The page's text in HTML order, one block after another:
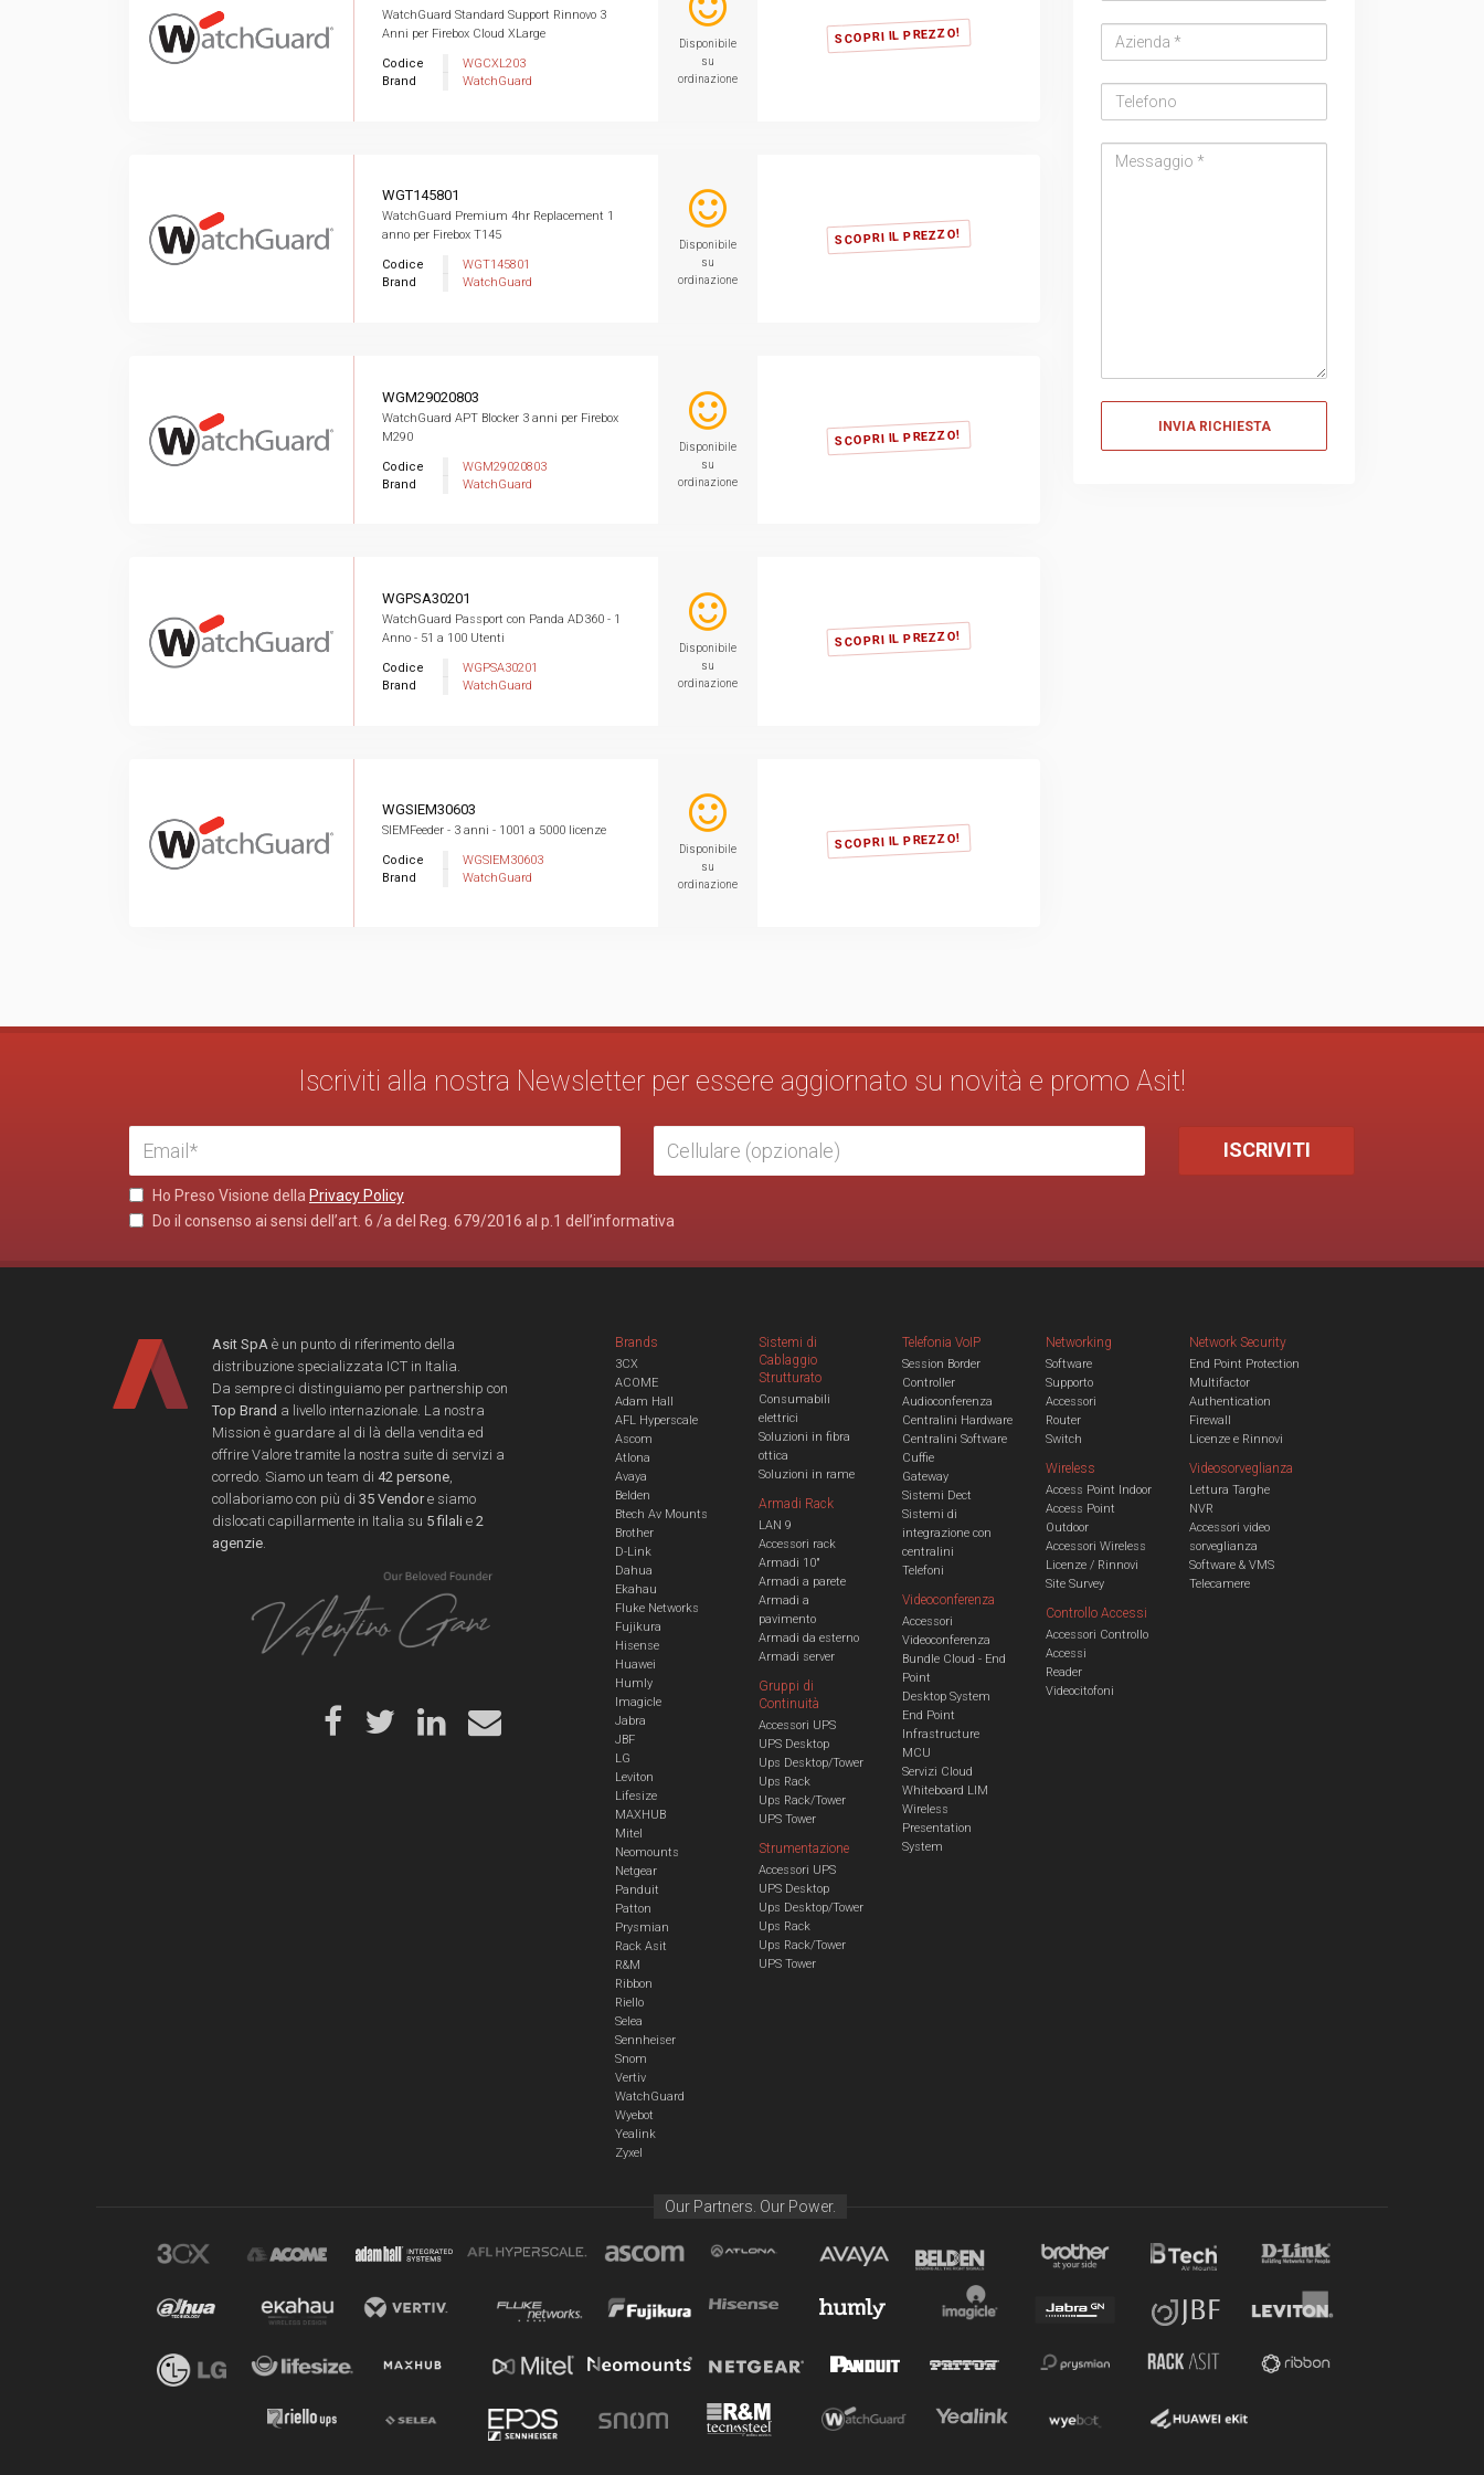
SCOPRI IL PREZZO!
WatchGuard Standard Support Rinnovo 3
Anni per Firebox Cloud XLarge
Codice
WGCXL203
Brand
WatchGuard
Disponibile
su
ordinazione
SCOPRI IL PREZZO!
WGT145801
WatchGuard Premium 4hr Replacement 1
anno per Firebox T145
Codice
WGT145801
Brand
WatchGuard
Disponibile
su
ordinazione
SCOPRI IL PREZZO!
WGM29020803
WatchGuard APT Blocker 3 anni per Firebox
M290
Codice
WGM29020803
Brand
WatchGuard
Disponibile
su
ordinazione
SCOPRI IL PREZZO!
WGPSA30201
WatchGuard Passport con Panda AD360 - 1
Anno - 51 a 100 Utenti
Codice
WGPSA30201
Brand
WatchGuard
Disponibile
su
ordinazione
SCOPRI IL PREZZO!
WGSIEM30603
SIEMFeeder - 3 anni - 1001 a 5000 licenze
Codice
WGSIEM30603
Brand
WatchGuard
Disponibile
su
ordinazione
Iscriviti alla nostra Newsletter per essere aggiornato su novità e promo Asit!
Ho Preso Visione della Privacy Policy
Do il consenso ai sensi dell’art. 6 /a del Reg. 679/2016 al p.1 dell’informativa
Asit SpA è un punto di riferimento della
distribuzione specializzata ICT in Italia.
Da sempre ci distinguiamo per partnership con
Top Brand a livello internazionale. La nostra
Mission è guardare al di là della vendita ed
offrire Valore tramite la nostra suite di servizi a
corredo. Siamo un team di 42 persone
collaboriamo con più di 35 Vendore siamo
dislocati capillarmente in Italia su 5 filali e 2
agenzie
Brands
3CX
ACOME
Adam Hall
AFL Hyperscale
Ascom
Atlona
Avaya
Belden
Btech Av Mounts
Brother
D-Link
Dahua
Ekahau
Fluke Networks
Fujikura
Hisense
Huawei
Humly
Imagicle
Jabra
JBF
LG
Leviton
Lifesize
MAXHUB
Mitel
Neomounts
Netgear
Panduit
Patton
Prysmian
Rack Asit
R&M
Ribbon
Riello
Selea
Sennheiser
Snom
Vertiv
WatchGuard
Wyebot
Yealink
Zyxel
Sistemi di
Cablaggio
Strutturato
Consumabili
elettrici
Soluzioni in fibra
ottica
Soluzioni in rame
Armadi Rack
LAN 9
Accessori rack
Armadi 10"
Armadi a parete
Armadi a
pavimento
Armadi da esterno
Armadi server
Gruppi di
Continuità
Accessori UPS
UPS Desktop
Ups Desktop/Tower
Ups Rack
Ups Rack/Tower
UPS Tower
Strumentazione
Accessori UPS
UPS Desktop
Ups Desktop/Tower
Ups Rack
Ups Rack/Tower
UPS Tower
Telefonia VoIP
Session Border
Controller
Audioconferenza
Centralini Hardware
Centralini Software
Cuffie
Gateway
Sistemi Dect
Sistemi di
integrazione con
centralini
Telefoni
Videoconferenza
Accessori
Videoconferenza
Bundle Cloud - End
Point
Desktop System
End Point
Infrastructure
MCU
Servizi Cloud
Whiteboard LIM
Wireless
Presentation
System
Networking
Software
Supporto
Accessori
Router
Switch
Wireless
Access Point Indoor
Access Point
Outdoor
Accessori Wireless
Licenze / Rinnovi
Site Survey
Network Security
End Point Protection
Multifactor
Authentication
Firewall
Licenze e Rinnovi
Videosorveglianza
Lettura Targhe
NVR
Accessori video
sorveglianza
Software & VMS
Telecamere
Controllo Accessi
Accessori Controllo
Accessi
Reader
Videocitofoni